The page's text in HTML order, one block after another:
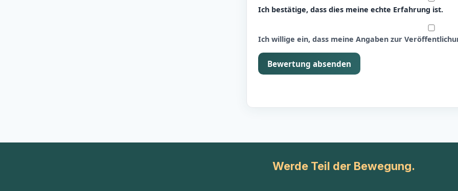
Ich bestätige, dass dies meine echte Erfahrung ist.
Ich willige ein, dass meine Angaben zur
Bewertung absenden
Werde Teil der Bewegung.